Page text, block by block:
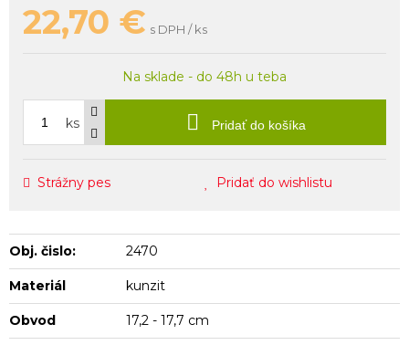
22,70 € s DPH / ks
Na sklade - do 48h u teba
ks Pridať do košíka
Strážny pes Pridať do wishlistu
Obj. čislo: 2470
Materiál kunzit
Obvod 17,2 - 17,7 cm